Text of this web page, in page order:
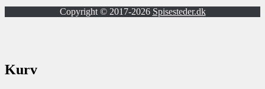
Copyright © 2017-2026 Spisesteder.dk
Kurv